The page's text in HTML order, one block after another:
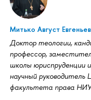
Митько Август
Доктор теологии,
профессор,
школы
научный
факультета права